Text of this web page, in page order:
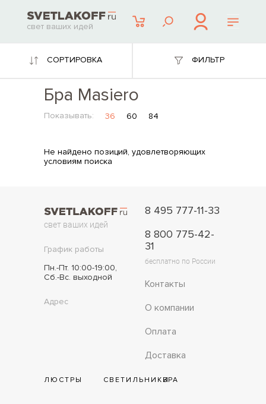
свет ваших идей
СОРТИРОВКА ФИЛЬТР
Бра Masiero
Показывать: 36 60 84
Не найдено позиций, удовлетворяющих
условиям поиска
свет ваших идей
График работы
Пн.-Пт. 10:00-19:00,
Сб.-Вс. выходной
Адрес
8 495 777-11-33
8 800 775-42-
31
бесплатно по России
Контакты
О компании
Оплата
Доставка
ЛЮСТРЫ СВЕТИЛЬНИКИБРА